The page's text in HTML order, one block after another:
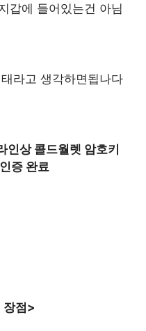
갑에 들어있는건 아님
라고 생각하면됩나다
인상 콜드월렛 암호키
증 완료
장점>